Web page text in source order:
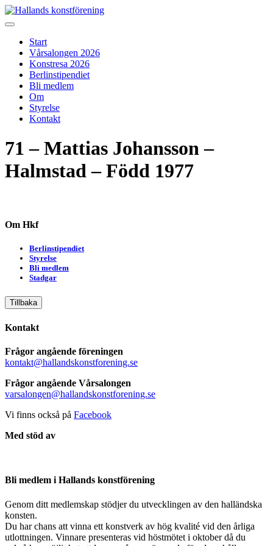
Skip
to
Start
Vårsalongen 2026
Konstresa 2026
Berlinstipendiet
Bli medlem
Om
Styrelse
Kontakt
71 – Mattias Johansson –
Halmstad – Född 1977
Om Hkf
Berlinstipendiet
Styrelse
Bli medlem
Stadgar
Tillbaka
Kontakt
Frågor angående föreningen
kontakt@hallandskonstforening.se
Frågor angående Vårsalongen
varsalongen@hallandskonstforening.se
Vi finns också på Facebook
Med stöd av
Bli medlem i Hallands konstförening
Genom ditt medlemskap stödjer du utvecklingen av den halländska
konsten.
Du har chans att vinna ett konstverk av hög kvalité vid den årliga
utlottningen. Vinnare presenteras vid höstmötet i oktober då du